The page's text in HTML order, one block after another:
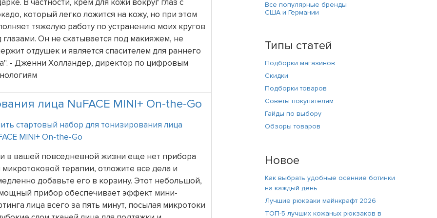
В частности, крем для кожи вокруг глаз с
который легко ложится на кожу, но при этом
тяжелую работу по устранению моих кругов
глазами. Он не скатывается под макияжем, не
отдушек и является спасителем для раннего
- Дженни Холландер, директор по цифровым
лица NuFACE MINI+ On-the-Go
стартовый набор для тонизирования лица
MINI+ On-the-Go
в вашей повседневной жизни еще нет прибора
микротоковой терапии, отложите все дела и
добавьте его в корзину. Этот небольшой,
прибор обеспечивает эффект мини-
лица всего за пять минут, посылая микротоки
Все популярные бренды
США и Германии
Типы статей
Подборки магазинов
Скидки
Подборки товаров
Советы покупателям
Гайды по выбору
Обзоры товаров
Новое
Как выбрать удобные осенние ботинки
на каждый день
Лучшие рюкзаки майнкрафт 2026
ТОП-5 лучших кожаных рюкзаков в